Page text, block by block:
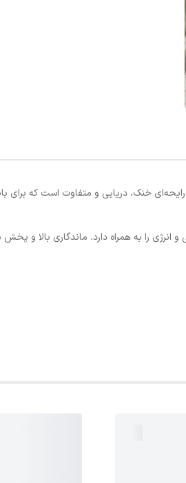
را به همراه دارد. ماندگاری بالا و پخش